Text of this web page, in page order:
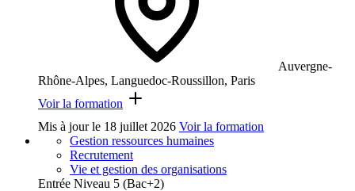
Auvergne-
Rhône-Alpes, Languedoc-Roussillon, Paris
Voir la formation
Mis à jour le 18 juillet 2026 Voir la formation
Gestion ressources humaines
Recrutement
Vie et gestion des organisations
Entrée Niveau 5 (Bac+2)